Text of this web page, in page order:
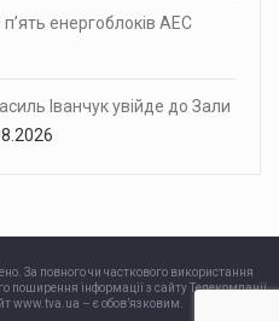
енергоблоків АЕС
Іванчук увійде до Зали
За повного чи часткового використання
поширення інформації з сайту Телекомпанії
www.tva.ua – є обов’язковим.